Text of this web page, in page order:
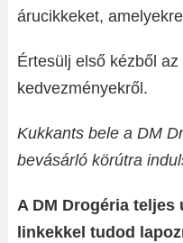
árucikkeket,
Értesülj első kézből
kedvezményekről.
Kukkants bele a DM
bevásárló körútra
A DM Drogéria teljes
linkekkel tudod